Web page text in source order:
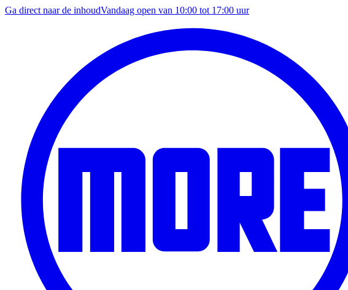
Ga direct naar de inhoudVandaag open van 10:00 tot 17:00 uur